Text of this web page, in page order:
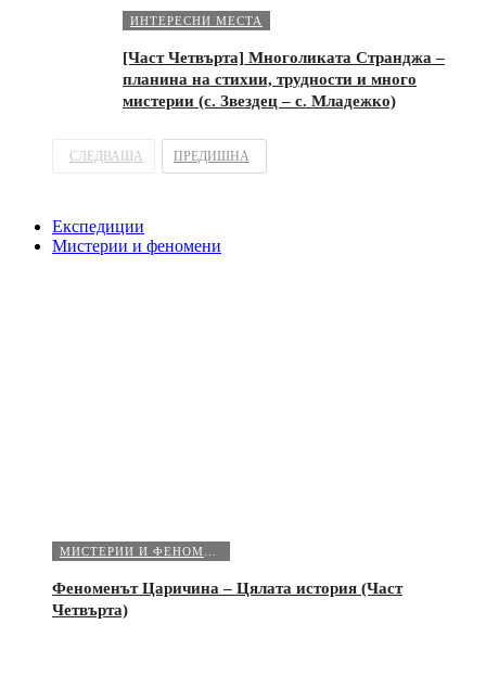
ИНТЕРЕСНИ МЕСТА
[Част Четвърта] Многоликата Странджа –
планина на стихии, трудности и много
мистерии (с. Звездец – с. Младежко)
СЛЕДВАЩА ПРЕДИШНА
Експедиции
Мистерии и феномени
Феноменът Царичина – Цялата история (Част
Четвърта)